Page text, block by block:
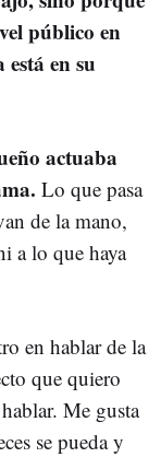
público en
en su
actuaba
Lo que pasa
de la mano,
a lo que haya
en hablar de la
que quiero
Me gusta
se pueda y